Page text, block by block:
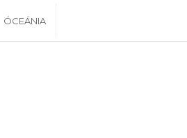
ÓCEÁNIA